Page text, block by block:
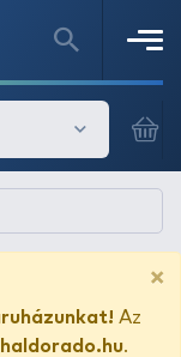
×
Az
.